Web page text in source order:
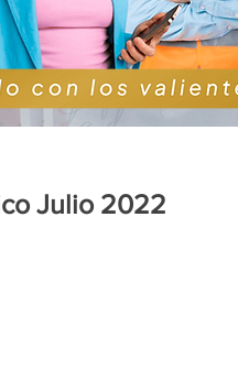
Julio 2022